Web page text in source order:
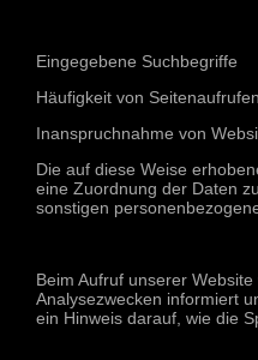
Eingegebene Suchbegriffe
Häufigkeit von Seitenaufrufen
Inanspruchnahme von
Die auf diese Weise
eine Zuordnung der Daten
sonstigen
Beim Aufruf unserer
Analysezwecken informiert
ein Hinweis darauf, wie die